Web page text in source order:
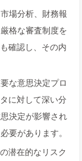
市場分析、財務報
格な審査制度を
確認し、その内
な意思決定プロ
に対して深い分
決定が影響され
要があります。
潜在的なリスク